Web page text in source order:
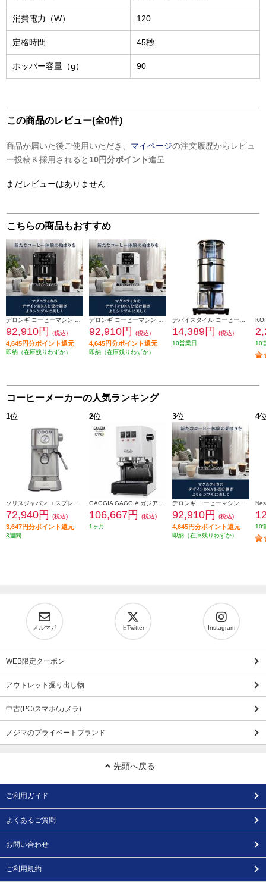
消費電力（W） 120
定格時間 45秒
ホッパー容量（g） 90
この商品のレビュー(全0件)
商品が届いた後ご使用いただき、 マイページの注文履歴からレビュ
ー投稿＆採用されると 10円分ポイント進呈
まだレビューはありません
こちらの商品もおすすめ
92,910円 (税込)
4,645円分ポイント還元
即納（在庫残りわずか）
92,910円 (税込)
4,645円分ポイント還元
即納（在庫残りわずか）
14,389円
(税込)
10営業日
10
コーヒーメーカーの人気ランキング
1位
72,940円 (税込)
3,647円分ポイント還元
3週間
2位
106,667円
(税込)
1ヶ月
3位
92,910円 (税込)
4,645円分ポイント還元
即納（在庫残りわずか）
4
10
メルマガ 旧Twitter Instagram
WEB限定クーポン
アウトレット掘り出し物
中古(PC/スマホ/カメラ)
ノジマのプライベートブランド
先頭へ戻る
ご利用ガイド
よくあるご質問
お問い合わせ
ご利用規約